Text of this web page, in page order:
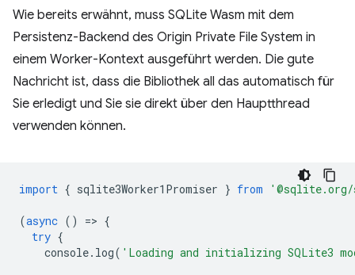
Wie bereits erwähnt, muss SQLite Wasm mit dem
Persistenz-Backend des Origin Private File System in
einem Worker-Kontext ausgeführt werden. Die gute
Nachricht ist, dass die Bibliothek all das automatisch für
Sie erledigt und Sie sie direkt über den Hauptthread
verwenden können.
import { sqlite3Worker1Promiser } from
(async () => {
try {
console. log( 'Loading and initializing SQLite3